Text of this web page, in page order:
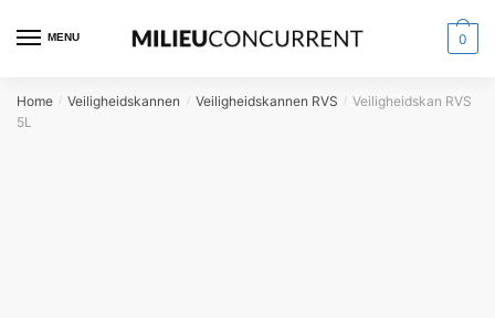
MENU 0
Home / Veiligheidskannen / Veiligheidskannen RVS / Veiligheidskan RVS
5L